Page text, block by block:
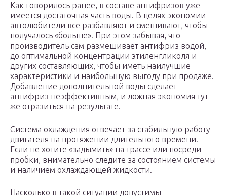
Как говорилось ранее, в составе антифризов уже
имеется достаточная часть воды. В целях экономии
автолюбители все разбавляют и смешивают, чтобы
получалось «больше». При этом забывая, что
производитель сам размешивает антифриз водой,
до оптимальной концентрации этиленгликоля и
других составляющих, чтобы иметь наилучшие
характеристики и наибольшую выгоду при продаже.
Добавление дополнительной воды сделает
антифриз неэффективным, и ложная экономия тут
же отразиться на результате.
Система охлаждения отвечает за стабильную работу
двигателя на протяжении длительного времени.
Если не хотите «задымить» на трассе или посреди
пробки, внимательно следите за состоянием системы
и наличием охлаждающей жидкости.
Насколько в такой ситуации допустимы